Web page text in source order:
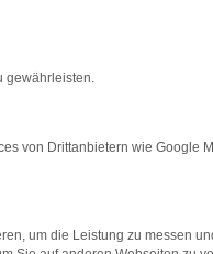
Top
in
Langlebigkeit dieses
goldrichtig und
Garantie. Des
sicher der Fall ist,
gewährleisten.
von Drittanbietern wie Google
um die Leistung zu messen